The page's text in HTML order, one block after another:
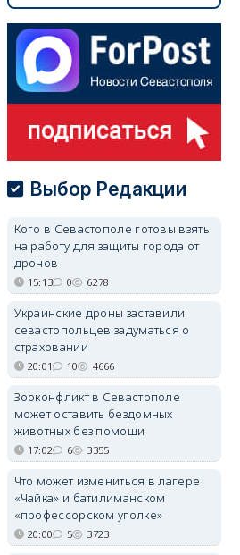
Украинский БЭК выгнал
отдыхающих с пляжей Ялты
Выбор Редакции
Кого в Севастополе готовы взять
на работу для защиты города от
дронов
15:13 0 6278
Украинские дроны заставили
севастопольцев задуматься о
страховании
20:01 10 4666
Зооконфликт в Севастополе
может оставить бездомных
животных без помощи
17:02 6 3355
Что может измениться в лагере
«Чайка» и батилиманском
«профессорском уголке»
20:00 5 3723